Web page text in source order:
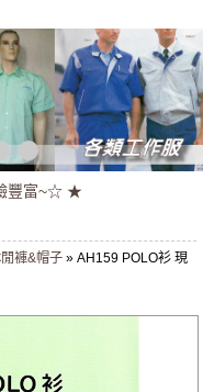
>
款式~☆ ★
灣製作 ~☆ ★
豐富~☆ ★
褲&帽子» AH159 POLO衫 現